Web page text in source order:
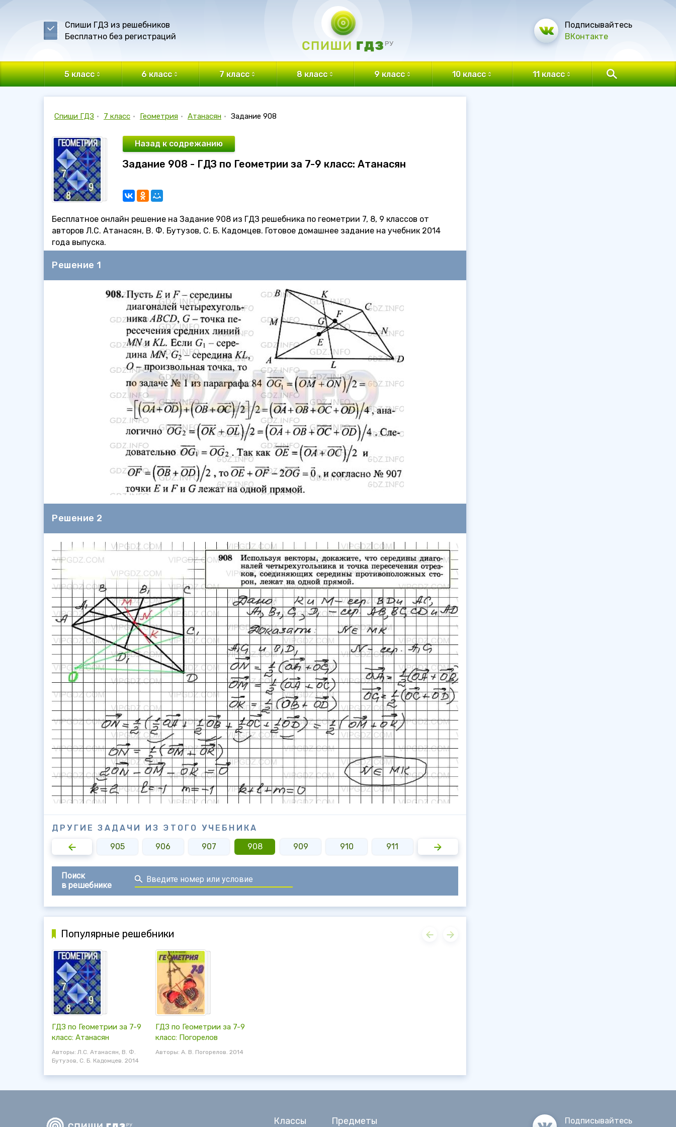
Спиши ГДЗ из решебников
Бесплатно без регистраций
Подписывайтесь
ВКонтакте
5 класс 6 класс 7 класс 8 класс 9 класс 10 класс 11 класс
Спиши ГДЗ • 7 класс • Геометрия • Атанасян • Задание 908
Назад к содрежанию
Задание 908 - ГДЗ по Геометрии за 7-9 класс: Атанасян
Бесплатное онлайн решение на Задание 908 из ГДЗ решебника по геометрии 7, 8, 9 классов от
авторов Л.С. Атанасян, В. Ф. Бутузов, С. Б. Кадомцев. Готовое домашнее задание на учебник 2014
года выпуска.
Решение 1
Решение 2
ДРУГИЕ ЗАДАЧИ ИЗ ЭТОГО УЧЕБНИКА
904 905 906 907 908 909 910 911 912
Поиск
в решебнике
Популярные решебники
ГДЗ по Геометрии за 7-9
класс: Атанасян
Авторы: Л.С. Атанасян, В. Ф.
Бутузов, С. Б. Кадомцев. 2014
ГДЗ по Геометрии за 7-9
класс: Погорелов
Авторы: А. В. Погорелов. 2014
Классы Предметы Подписывайтесь